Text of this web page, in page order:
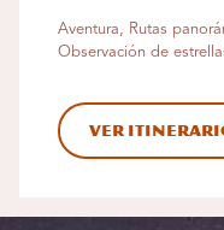
Aventura, Rutas
Observación de
Ver